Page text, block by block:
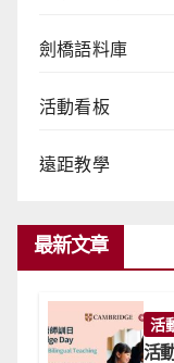
劍橋語料庫
活動看板
遠距教學
最新文章
活
活